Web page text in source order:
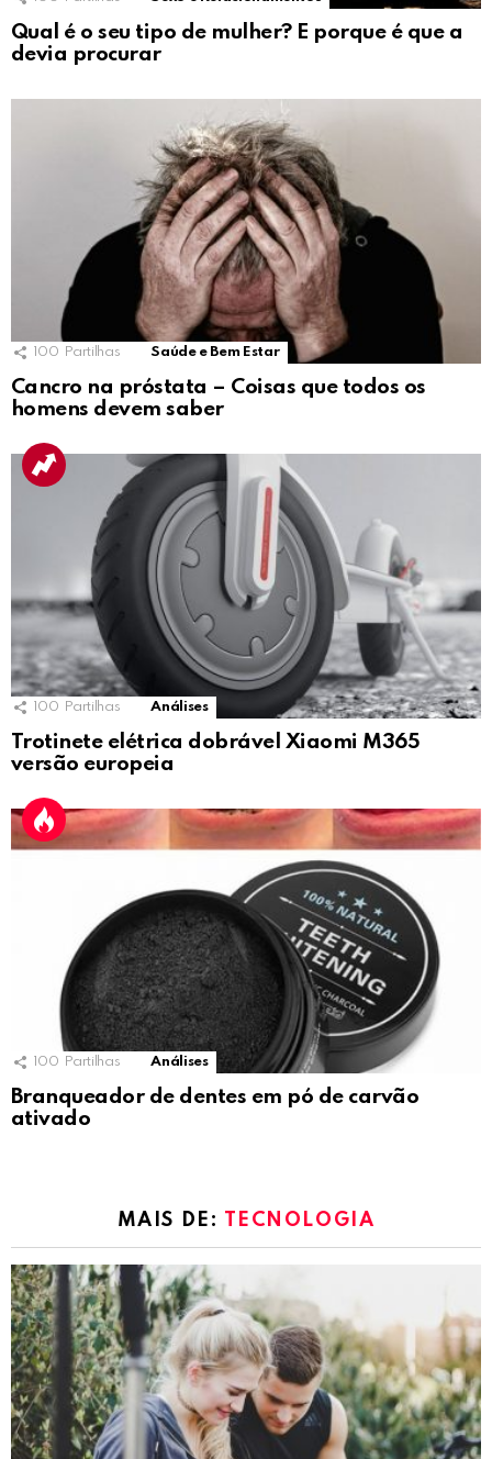
Qual é o seu tipo de mulher? E porque é que a
devia procurar
100 Partilhas Saúde e Bem Estar
Cancro na próstata – Coisas que todos os
homens devem saber
100 Partilhas Análises
Trotinete elétrica dobrável Xiaomi M365
versão europeia
100 Partilhas Análises
Branqueador de dentes em pó de carvão
ativado
MAIS DE: TECNOLOGIA